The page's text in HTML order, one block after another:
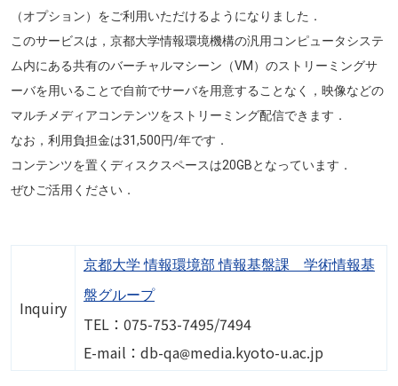
（オプション）をご利用いただけるようになりました．
このサービスは，京都大学情報環境機構の汎用コンピュータシステ
ム内にある共有のバーチャルマシーン（VM）のストリーミングサ
ーバを用いることで自前でサーバを用意することなく，映像などの
マルチメディアコンテンツをストリーミング配信できます．
なお，利用負担金は31,500円/年です．
コンテンツを置くディスクスペースは20GBとなっています．
ぜひご活用ください．
Inquiry
京都大学 情報環境部 情報基盤課 学術情報基
盤グループ
TEL：075-753-7495/7494
E-mail：db-qaImage
media.kyoto-u.ac.jp